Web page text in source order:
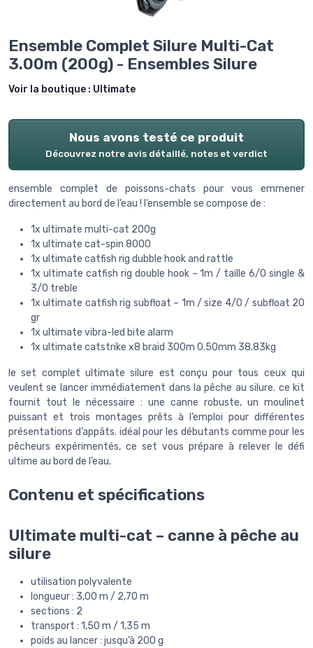
Ensemble Complet Silure Multi-Cat
3.00m (200g) - Ensembles Silure
Voir la boutique : Ultimate
Nous avons testé ce produit
Découvrez notre avis détaillé, notes et verdict
ensemble complet de poissons-chats pour vous emmener
directement au bord de l’eau ! l’ensemble se compose de :
1x ultimate multi-cat 200g
1x ultimate cat-spin 8000
1x ultimate catfish rig dubble hook and rattle
1x ultimate catfish rig double hook – 1m / taille 6/0 single &
3/0 treble
1x ultimate catfish rig subfloat – 1m / size 4/0 / subfloat 20
gr
1x ultimate vibra-led bite alarm
1x ultimate catstrike x8 braid 300m 0.50mm 38.83kg
le set complet ultimate silure est conçu pour tous ceux qui
veulent se lancer immédiatement dans la pêche au silure. ce kit
fournit tout le nécessaire : une canne robuste, un moulinet
puissant et trois montages prêts à l’emploi pour différentes
présentations d’appâts. idéal pour les débutants comme pour les
pêcheurs expérimentés, ce set vous prépare à relever le défi
ultime au bord de l’eau.
Contenu et spécifications
Ultimate multi-cat – canne à pêche au
silure
utilisation polyvalente
longueur : 3,00 m / 2,70 m
sections : 2
transport : 1,50 m / 1,35 m
poids au lancer : jusqu’à 200 g